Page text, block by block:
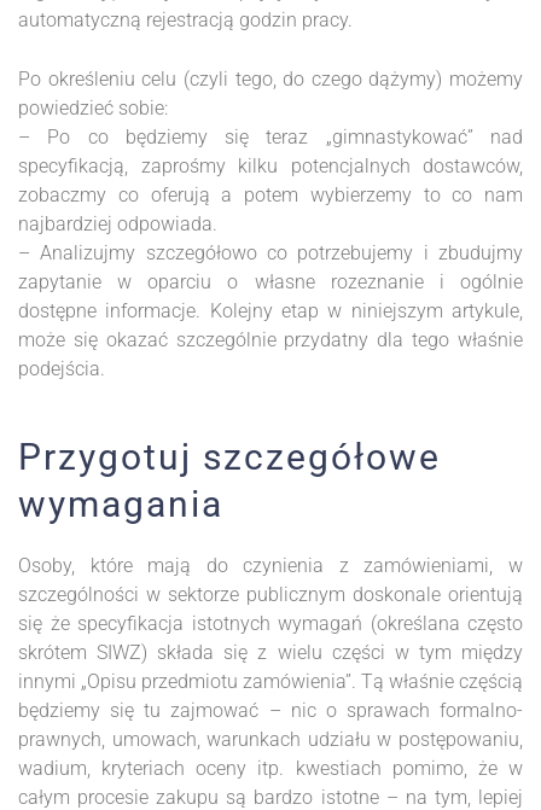
automatyczną rejestracją godzin pracy.
Po określeniu celu (czyli tego, do czego dążymy) możemy
powiedzieć sobie:
– Po co będziemy się teraz „gimnastykować” nad
specyfikacją, zaprośmy kilku potencjalnych dostawców,
zobaczmy co oferują a potem wybierzemy to co nam
najbardziej odpowiada.
– Analizujmy szczegółowo co potrzebujemy i zbudujmy
zapytanie w oparciu o własne rozeznanie i ogólnie
dostępne informacje. Kolejny etap w niniejszym artykule,
może się okazać szczególnie przydatny dla tego właśnie
podejścia.
Przygotuj szczegółowe
wymagania
Osoby, które mają do czynienia z zamówieniami, w
szczególności w sektorze publicznym doskonale orientują
się że specyfikacja istotnych wymagań (określana często
skrótem SIWZ) składa się z wielu części w tym między
innymi „Opisu przedmiotu zamówienia”. Tą właśnie częścią
będziemy się tu zajmować – nic o sprawach formalno-
prawnych, umowach, warunkach udziału w postępowaniu,
wadium, kryteriach oceny itp. kwestiach pomimo, że w
całym procesie zakupu są bardzo istotne – na tym, lepiej